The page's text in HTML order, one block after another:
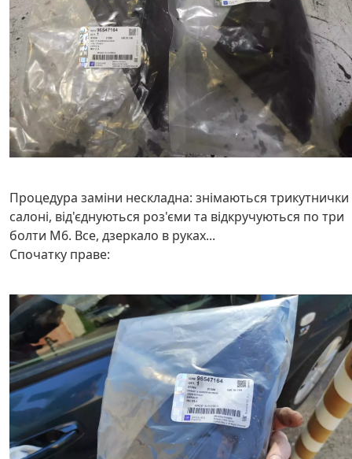
Процедура заміни нескладна: знімаються трикутнички
салоні, від'єднуються роз'єми та відкручуються по три
болти М6. Все, дзеркало в руках...
Спочатку праве: